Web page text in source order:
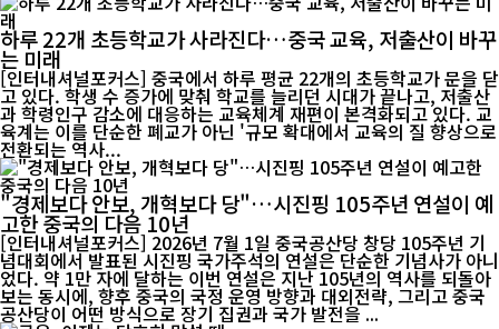
하루 22개 초등학교가 사라진다…중국 교육, 저출산이 바꾸
는 미래
[인터내셔널포커스] 중국에서 하루 평균 22개의 초등학교가 문을 닫
고 있다. 학생 수 증가에 맞춰 학교를 늘리던 시대가 끝나고, 저출산
과 학령인구 감소에 대응하는 교육체계 재편이 본격화되고 있다. 교
육계는 이를 단순한 폐교가 아닌 '규모 확대에서 교육의 질 향상으로
전환되는 역사...
"경제보다 안보, 개혁보다 당"…시진핑 105주년 연설이 예
고한 중국의 다음 10년
[인터내셔널포커스] 2026년 7월 1일 중국공산당 창당 105주년 기
념대회에서 발표된 시진핑 국가주석의 연설은 단순한 기념사가 아니
었다. 약 1만 자에 달하는 이번 연설은 지난 105년의 역사를 되돌아
보는 동시에, 향후 중국의 국정 운영 방향과 대외전략, 그리고 중국
공산당이 어떤 방식으로 장기 집권과 국가 발전을 ...